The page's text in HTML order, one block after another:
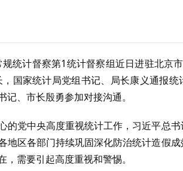
统计督察第1统计督察组近日进驻北京
国家统计局党组书记、局长康义通报
、市长殷勇参加对接沟通。
的党中央高度重视统计工作，习近平总
地区各部门持续巩固深化防治统计造假
需要引起高度重视和警惕。